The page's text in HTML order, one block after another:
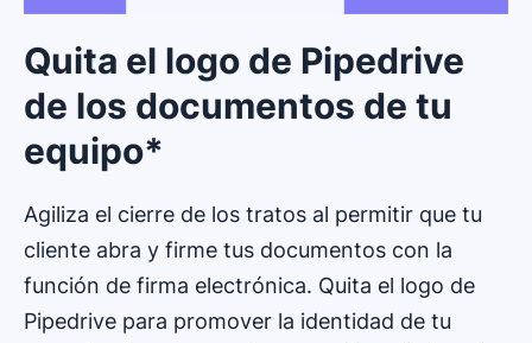
Quita el logo de Pipedrive
de los documentos de tu
equipo*
Agiliza el cierre de los tratos al permitir que tu
cliente abra y firme tus documentos con la
función de firma electrónica. Quita el logo de
Pipedrive para promover la identidad de tu